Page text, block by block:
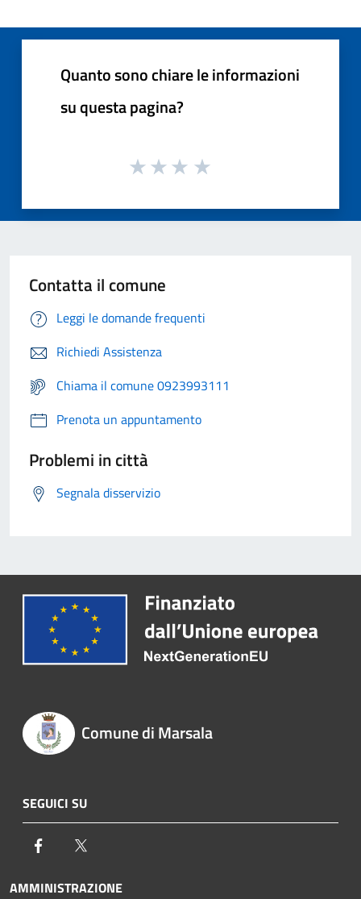
Quanto sono chiare le informazioni
su questa pagina?
Contatta il comune
Leggi le domande frequenti
Richiedi Assistenza
Chiama il comune 0923993111
Prenota un appuntamento
Problemi in città
Segnala disservizio
Comune di Marsala
SEGUICI SU
Facebook
AMMINISTRAZIONE